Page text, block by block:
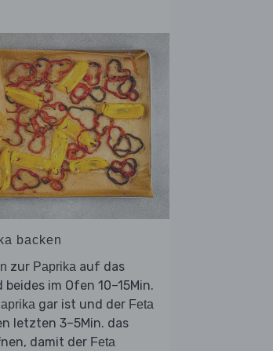
backen
zur Paprika auf das
im Ofen 10–15Min.
gar ist und der Feta
letzten 3–5Min. das
damit der Feta